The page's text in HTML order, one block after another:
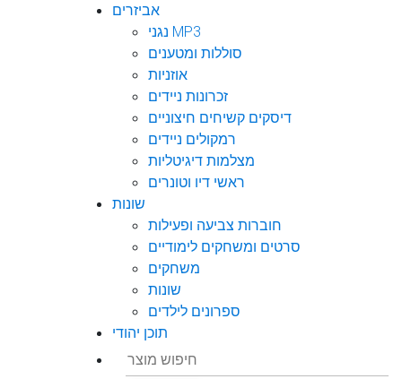
אביזרים
נגני MP3
סוללות ומטענים
אוזניות
זכרונות ניידים
דיסקים קשיחים חיצוניים
רמקולים ניידים
מצלמות דיגיטליות
ראשי דיו וטונרים
שונות
חוברות צביעה ופעילות
סרטים ומשחקים לימודיים
משחקים
שונות
ספרונים לילדים
תוכן יהודי